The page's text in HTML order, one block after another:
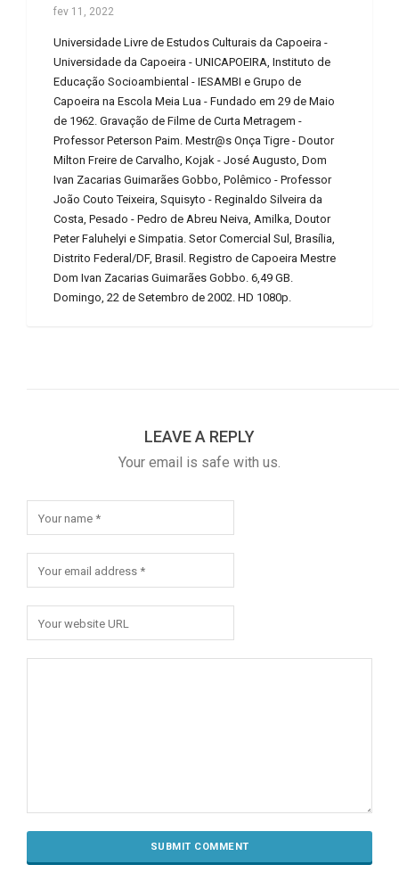
fev 11, 2022
Universidade Livre de Estudos Culturais da Capoeira -
Universidade da Capoeira - UNICAPOEIRA, Instituto de
Educação Socioambiental - IESAMBI e Grupo de
Capoeira na Escola Meia Lua - Fundado em 29 de Maio
de 1962. Gravação de Filme de Curta Metragem -
Professor Peterson Paim. Mestr@s Onça Tigre - Doutor
Milton Freire de Carvalho, Kojak - José Augusto, Dom
Ivan Zacarias Guimarães Gobbo, Polêmico - Professor
João Couto Teixeira, Squisyto - Reginaldo Silveira da
Costa, Pesado - Pedro de Abreu Neiva, Amilka, Doutor
Peter Faluhelyi e Simpatia. Setor Comercial Sul, Brasília,
Distrito Federal/DF, Brasil. Registro de Capoeira Mestre
Dom Ivan Zacarias Guimarães Gobbo. 6,49 GB.
Domingo, 22 de Setembro de 2002. HD 1080p.
LEAVE A REPLY
Your email is safe with us.